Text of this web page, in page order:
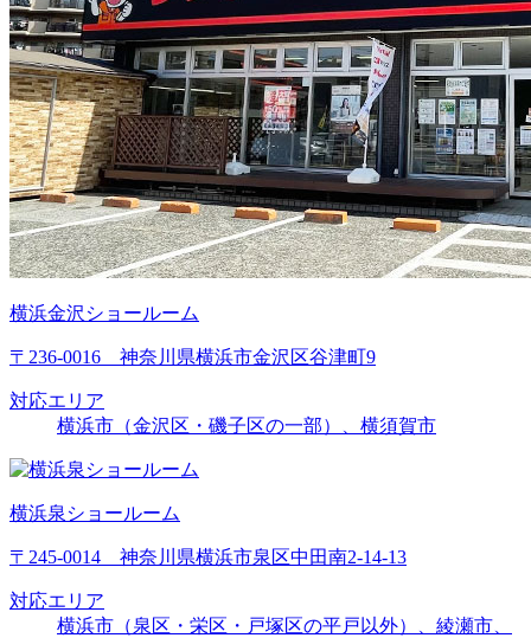
横浜金沢ショールーム
〒236-0016 神奈川県横浜市金沢区谷津町9
対応エリア
横浜市（金沢区・磯子区の一部）、横須賀市
横浜泉ショールーム
〒245-0014 神奈川県横浜市泉区中田南2-14-13
対応エリア
横浜市（泉区・栄区・戸塚区の平戸以外）、綾瀬市、